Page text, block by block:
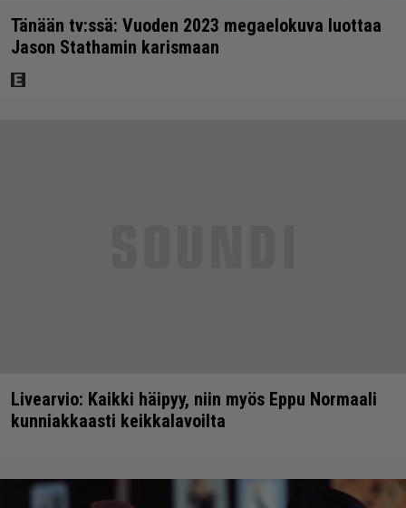
Tänään tv:ssä: Vuoden 2023 megaelokuva luottaa
Jason Stathamin karismaan
Livearvio: Kaikki häipyy, niin myös Eppu Normaali
kunniakkaasti keikkalavoilta